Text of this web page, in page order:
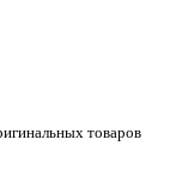
товаров